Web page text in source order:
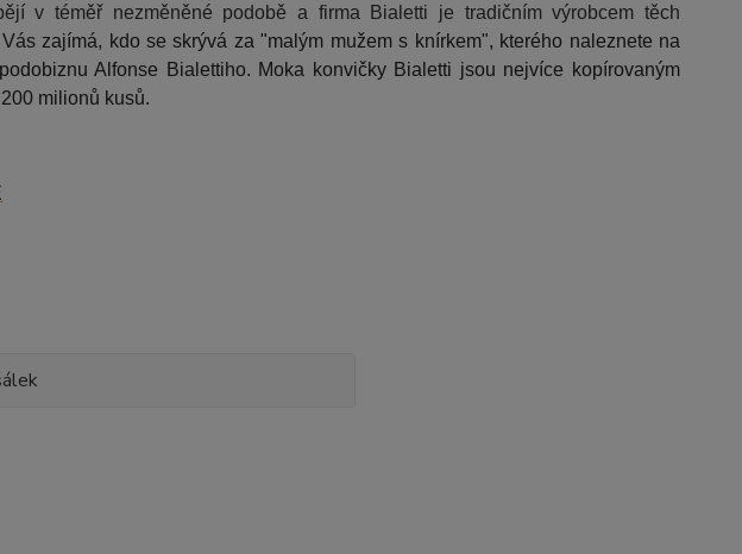
v téměř nezměněné podobě a firma Bialetti je tradičním výrobcem těch
Vás zajímá, kdo se skrývá za "malým mužem s knírkem", kterého naleznete na
Alfonse Bialettiho. Moka konvičky Bialetti jsou nejvíce kopírovaným
milionů kusů.